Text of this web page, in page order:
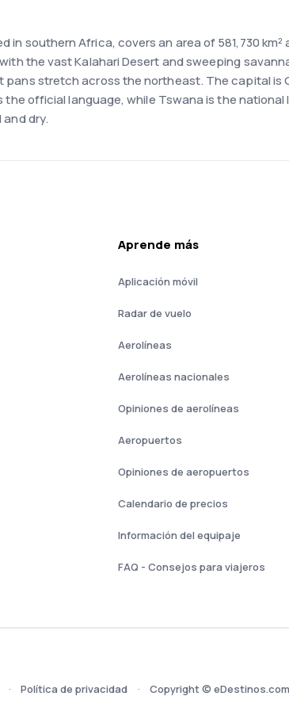
in southern Africa, covers an area of 581,730
the vast Kalahari Desert and sweeping
pans stretch across the northeast. The capital
the official language, while Tswana is the
dry.
Aprende más
Aplicación móvil
Radar de vuelo
Aerolíneas
Aerolíneas nacionales
Opiniones de aerolíneas
Aeropuertos
Opiniones de aeropuertos
Calendario de precios
Información del equipaje
FAQ - Consejos para viajeros
Política de privacidad Copyright ©